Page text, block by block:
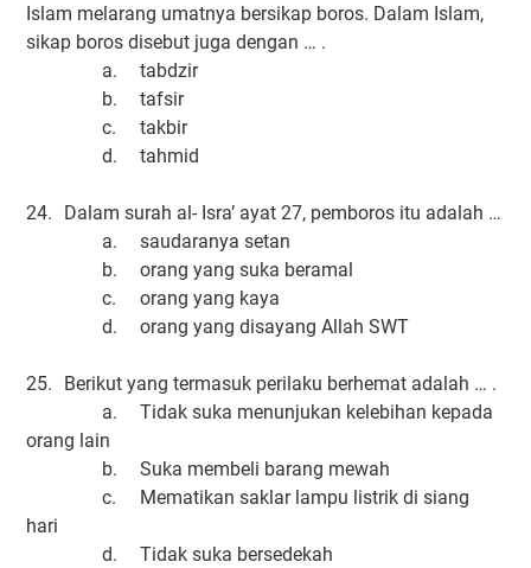
Islam melarang umatnya bersikap boros. Dalam Islam,
sikap boros disebut juga dengan … .
a.
tabdzir
b.
tafsir
c.
takbir
d.
tahmid
24.
Dalam surah al- Isra’ ayat 27, pemboros itu adalah …
a.
saudaranya setan
b.
orang yang suka beramal
c.
orang yang kaya
d.
orang yang disayang Allah SWT
25.
Berikut yang termasuk perilaku berhemat adalah … .
a.
Tidak suka menunjukan kelebihan kepada
orang lain
b.
Suka membeli barang mewah
c.
Mematikan saklar lampu listrik di siang
hari
d.
Tidak suka bersedekah